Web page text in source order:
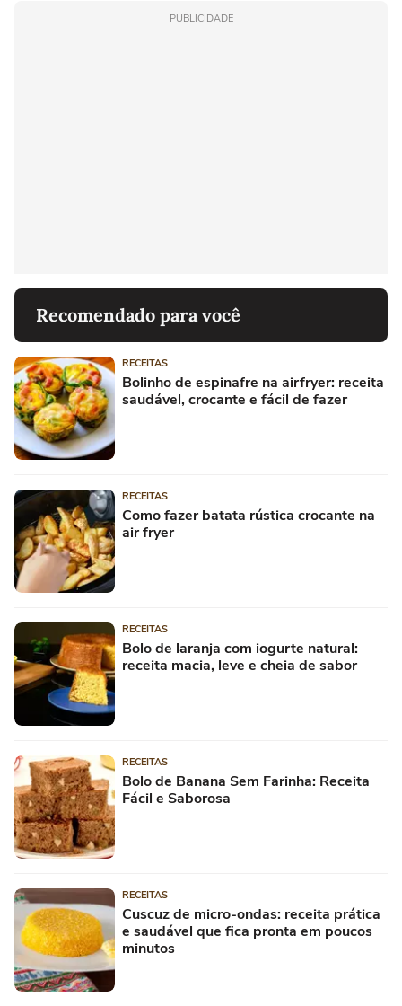
PUBLICIDADE
Recomendado para você
RECEITAS
Bolinho de espinafre na airfryer: receita
saudável, crocante e fácil de fazer
RECEITAS
Como fazer batata rústica crocante na
air fryer
RECEITAS
Bolo de laranja com iogurte natural:
receita macia, leve e cheia de sabor
RECEITAS
Bolo de Banana Sem Farinha: Receita
Fácil e Saborosa
RECEITAS
Cuscuz de micro-ondas: receita prática
e saudável que fica pronta em poucos
minutos